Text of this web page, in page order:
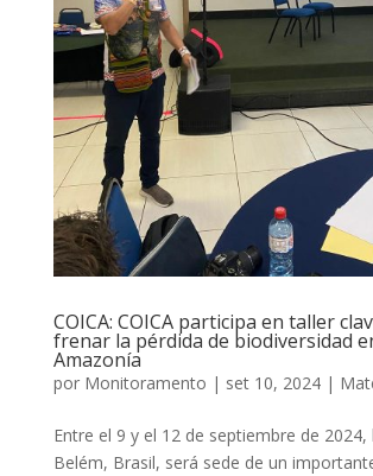
COICA: COICA participa en taller
frenar la pérdida de biodiversidad
Amazonía
por Monitoramento | set 10, 2024|
Entre el 9 y el 12 de septiembre de 2024,
Belém, Brasil, será sede de un